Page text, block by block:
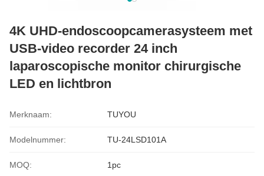
4K UHD-endoscoopcamerasysteem met
USB-video recorder 24 inch
laparoscopische monitor chirurgische
LED en lichtbron
Merknaam: TUYOU
Modelnummer: TU-24LSD101A
MOQ: 1pc